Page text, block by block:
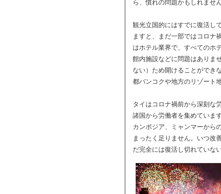
ら、慣れの問題かもしれませ
観光立国的にはすでに復活し
ますと、まだ一部ではコロナ
はホテル業界で、すべてのホ
館内施設などに問題はありま
ない）ため開けることができ
都バンコクや地方のリゾート
タイはコロナ禍前から深刻な
諸国から労働者を集めていま
カンボジア、ミャンマーから
まったく足りません。いつ改
だ完全には復活し切れていな